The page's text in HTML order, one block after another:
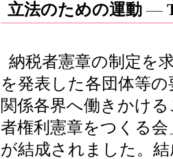
立法のための運動
納税者憲章の制定を
を発表した各団体等
関係各界へ働きかけ
者権利憲章をつくる
が結成されました。